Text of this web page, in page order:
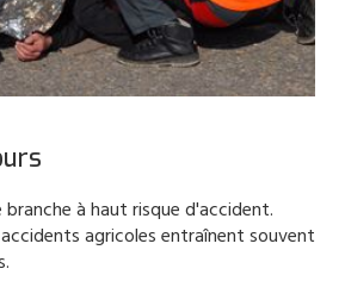
à haut risque d'accident.
agricoles entraînent souvent